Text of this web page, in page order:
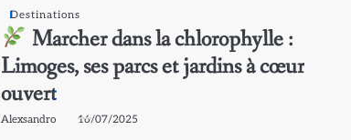
Destinations
Marcher dans la chlorophylle :
Limoges, ses parcs et jardins à cœur
ouvert
Alexsandro 16/07/2025